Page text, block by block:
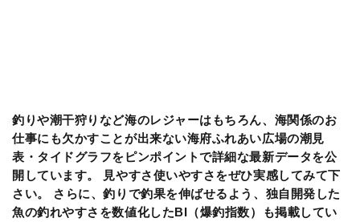
釣りや潮干狩りなど海のレジャーはもちろん、海関係のお
仕事にも欠かすことが出来ない海府ふれあい広場の潮見
表・タイドグラフをピンポイントで詳細な最新データを公
開しています。 見やすさ使いやすさをぜひ実感してみて下
さい。 さらに、釣りで釣果を伸ばせるよう、独自開発した
魚の釣れやすさを数値化したBI（爆釣指数）も掲載してい